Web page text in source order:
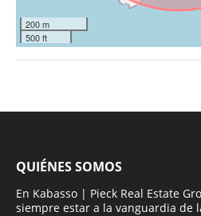
200 m
500 ft
QUIÉNES SOMOS
En Kabasso | Pieck Real Estate
siempre estar a la vanguardia de